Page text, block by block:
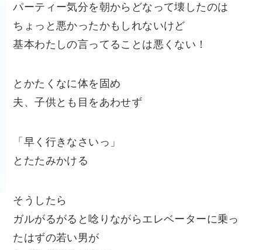
パーティー気分を朝からどなって壊したのは
ちょっと悪かったかもしれないけど
基本わたしの言ってることは悪くない！
とかたくなに体を固め
夫、子供とも目をあわせず
「早く行きなさいっ」
とたたみかける
そうしたら
ガルがるがると唸りながらエレベーターに乗っ
たはずの若い男が